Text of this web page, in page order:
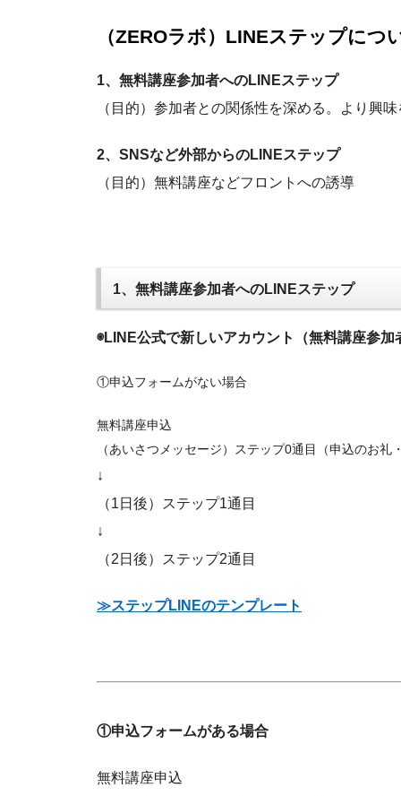
（ZEROラボ）LINEステップにつ
1、無料講座参加者へのLINEステップ
（目的）参加者との関係性を深める。より興
2、SNSなど外部からのLINEステップ
（目的）無料講座などフロントへの誘導
1、無料講座参加者へのLINEステップ
◉LINE公式で新しいアカウント（無料講座参加
①申込フォームがない場合
無料講座申込
（あいさつメッセージ）ステップ0通目（申込のお礼
↓
（1日後）ステップ1通目
↓
（2日後）ステップ2通目
≫ステップLINEのテンプレート
①申込フォームがある場合
無料講座申込